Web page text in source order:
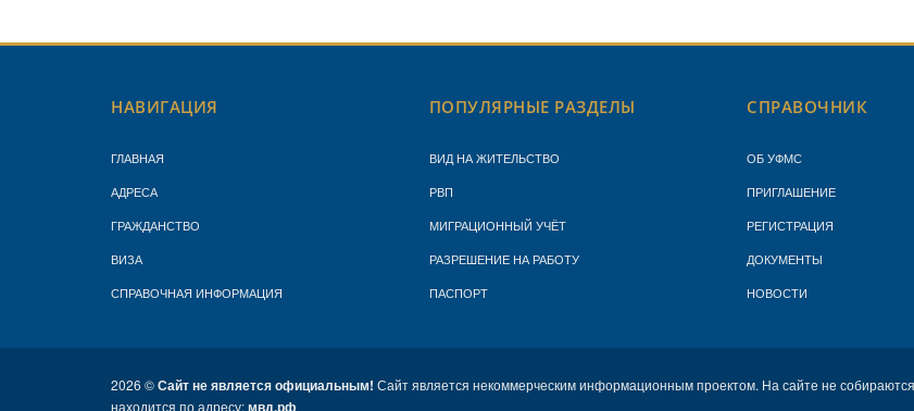
НАВИГАЦИЯ
ГЛАВНАЯ
АДРЕСА
ГРАЖДАНСТВО
ВИЗА
СПРАВОЧНАЯ ИНФОРМАЦИЯ
ПОПУЛЯРНЫЕ РАЗДЕЛЫ
ВИД НА ЖИТЕЛЬСТВО
РВП
МИГРАЦИОННЫЙ УЧЁТ
РАЗРЕШЕНИЕ НА РАБОТУ
ПАСПОРТ
СПРАВОЧНИК
ОБ УФМС
ПРИГЛАШЕНИЕ
РЕГИСТРАЦИЯ
ДОКУМЕНТЫ
НОВОСТИ
2026 ©Сайт не является официальным! Сайт является некоммерческим информационным проектом. На сайте не
находится по адресу:мвд.рф